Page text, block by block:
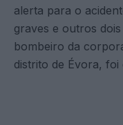
alerta para o
graves e outros
bombeiro da
distrito de Évora, foi